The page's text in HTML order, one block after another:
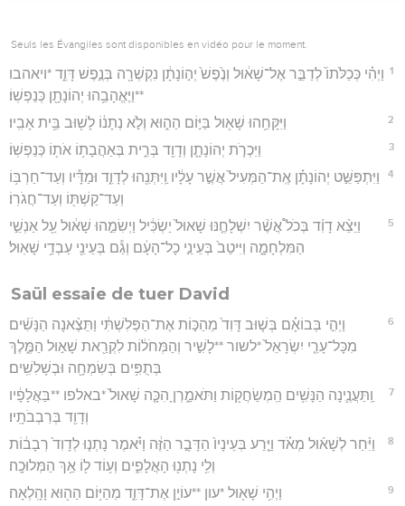
Seuls les Évangiles sont disponibles en vidéo pour le moment.
1 וַיְהִ֗י כְּכַלֹּתוֹ֙ לְדַבֵּ֣ר אֶל־שָׁא֔וּל וְנֶ֙פֶשׁ֙ יְה֣וֹנָתָ֔ן נִקְשְׁרָ֖ה בְּנֶ֣פֶשׁ דָּוִ֑ד *ויאהבו
**וַיֶּאֱהָבֵ֥הוּ יְהוֹנָתָ֖ן כְּנַפְשֽׁוֹ׃
2 וַיִּקָּחֵ֥הוּ שָׁא֖וּל בַּיּ֣וֹם הַה֑וּא וְלֹ֣א נְתָנ֔וֹ לָשׁ֖וּב בֵּ֥ית אָבִֽיו׃
3 וַיִּכְרֹ֧ת יְהוֹנָתָ֛ן וְדָוִ֖ד בְּרִ֑ית בְּאַהֲבָת֥וֹ אֹת֖וֹ כְּנַפְשֽׁוֹ׃
4
וַיִּתְפַּשֵּׁ֣ט יְהוֹנָתָ֗ן אֶֽת־הַמְּעִיל֙ אֲשֶׁ֣ר עָלָ֔יו וַֽיִּתְּנֵ֖הוּ לְדָוִ֑ד וּמַדָּ֕יו וְעַד־חַרְבּ֥וֹ
וְעַד־קַשְׁתּ֖וֹ וְעַד־חֲגֹרֽוֹ׃
5
וַיֵּצֵ֨א דָוִ֜ד בְּכֹל֩ אֲשֶׁ֨ר יִשְׁלָחֶ֤נּוּ שָׁאוּל֙ יַשְׂכִּ֔יל וַיְשִׂמֵ֣הוּ שָׁא֔וּל עַ֖ל אַנְשֵׁ֣י
הַמִּלְחָמָ֑ה וַיִּיטַב֙ בְּעֵינֵ֣י כָל־הָעָ֔ם וְגַ֕ם בְּעֵינֵ֖י עַבְדֵ֥י שָׁאֽוּל׃
Saül essaie de tuer David
6
וַיְהִ֣י בְּבוֹאָ֗ם בְּשׁ֤וּב דָּוִד֙ מֵהַכּ֣וֹת אֶת־הַפְּלִשְׁתִּ֔י וַתֵּצֶ֨אנָה הַנָּשִׁ֜ים
מִכָּל־עָרֵ֤י יִשְׂרָאֵל֙ *לשור **לָשִׁ֣יר וְהַמְּחֹל֔וֹת לִקְרַ֖את שָׁא֣וּל הַמֶּ֑לֶךְ
בְּתֻפִּ֥ים בְּשִׂמְחָ֖ה וּבְשָׁלִשִֽׁים׃
7
וַֽתַּעֲנֶ֛ינָה הַנָּשִׁ֥ים הַֽמְשַׂחֲק֖וֹת וַתֹּאמַ֑רְןָ הִכָּ֤ה שָׁאוּל֙ *באלפו **בַּאֲלָפָ֔יו
וְדָוִ֖ד בְּרִבְבֹתָֽיו׃
8
וַיִּ֨חַר לְשָׁא֜וּל מְאֹ֗ד וַיֵּ֤רַע בְּעֵינָיו֙ הַדָּבָ֣ר הַזֶּ֔ה וַיֹּ֗אמֶר נָתְנ֤וּ לְדָוִד֙ רְבָב֔וֹת
וְלִ֥י נָתְנ֖וּ הָאֲלָפִ֑ים וְע֥וֹד ל֖וֹ אַ֥ךְ הַמְּלוּכָֽה׃
9 וַיְהִ֥י שָׁא֖וּל *עון **עוֹיֵ֣ן אֶת־דָּוִ֑ד מֵהַיּ֥וֹם הַה֖וּא וָהָֽלְאָה׃